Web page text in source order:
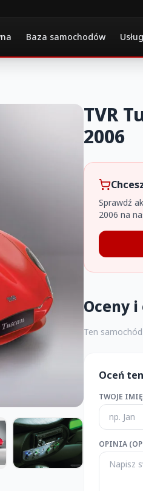
Baza samochodów
TVR
2006
Sprawdź
2006 na
Oceny
Ten
Oceń
TWOJE
OPINIA